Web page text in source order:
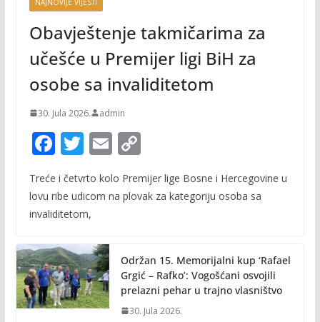
Obavještenje takmičarima za
učešće u Premijer ligi BiH za
osobe sa invaliditetom
30. Jula 2026. admin
F
e
b
o
k
T
itt
er
E
ai
C
p
n
k
Treće i četvrto kolo Premijer lige Bosne i Hercegovine u
lovu ribe udicom na plovak za kategoriju osoba sa
invaliditetom,
Održan 15. Memorijalni kup ‘Rafael
Grgić – Rafko’: Vogošćani osvojili
prelazni pehar u trajno vlasništvo
30. Jula 2026.